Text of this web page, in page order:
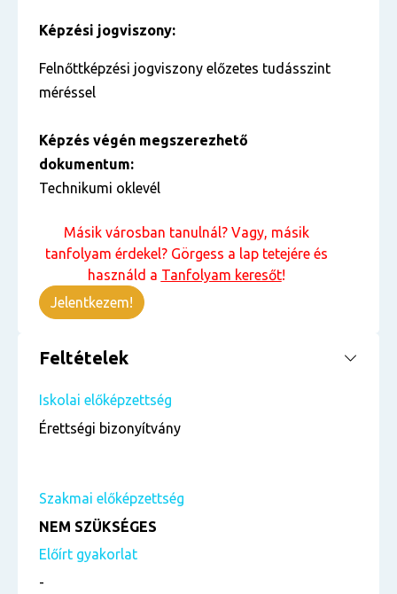
Képzési jogviszony:
Felnőttképzési jogviszony előzetes tudásszint
méréssel
Képzés végén megszerezhető
dokumentum:
Technikumi oklevél
Másik városban tanulnál? Vagy, másik
tanfolyam érdekel? Görgess a lap tetejére és
használd a Tanfolyam keresőt!
Jelentkezem!
Feltételek
Iskolai előképzettség
Érettségi bizonyítvány
Szakmai előképzettség
NEM SZÜKSÉGES
Előírt gyakorlat
-